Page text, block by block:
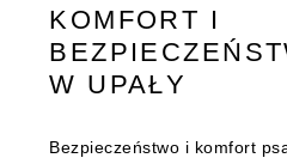
KOMFORT I
W UPAŁY
Bezpieczeństwo i komfort